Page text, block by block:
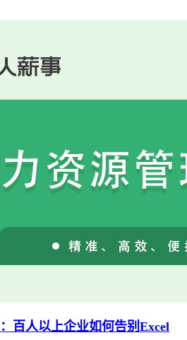
百人以上企业如何告别Excel